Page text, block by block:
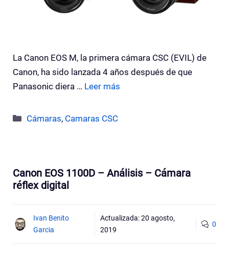
La Canon EOS M, la primera cámara CSC (EVIL) de
Canon, ha sido lanzada 4 años después de que
Panasonic diera … Leer más
Categorías
Cámaras, Camaras CSC
Canon EOS 1100D – Análisis – Cámara
réflex digital
Ivan Benito
Garcia
Actualizada:20 agosto,
2019
0